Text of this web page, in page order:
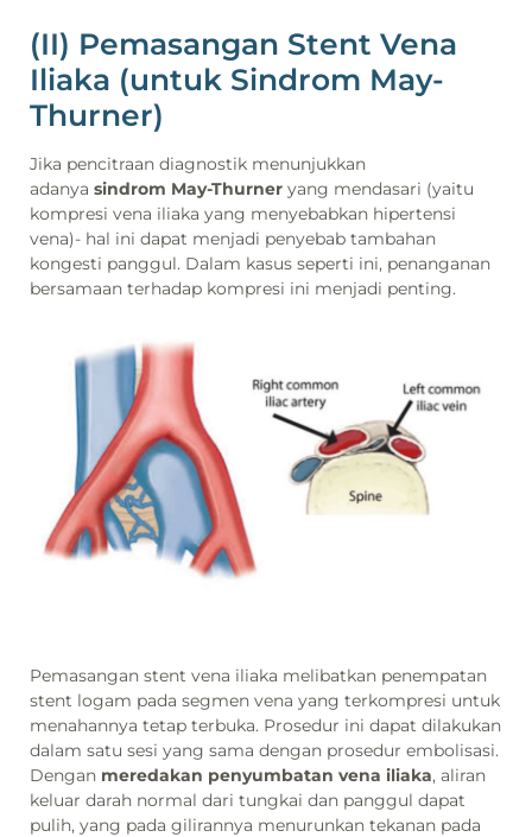
(II) Pemasangan Stent Vena
Iliaka (untuk Sindrom May-
Thurner)
Jika pencitraan diagnostik menunjukkan
adanya sindrom May-Thurner yang mendasari (yaitu
kompresi vena iliaka yang menyebabkan hipertensi
vena)- hal ini dapat menjadi penyebab tambahan
kongesti panggul. Dalam kasus seperti ini, penanganan
bersamaan terhadap kompresi ini menjadi penting.
Pemasangan stent vena iliaka melibatkan penempatan
stent logam pada segmen vena yang terkompresi untuk
menahannya tetap terbuka. Prosedur ini dapat dilakukan
dalam satu sesi yang sama dengan prosedur embolisasi.
Dengan meredakan penyumbatan vena iliaka, aliran
keluar darah normal dari tungkai dan panggul dapat
pulih, yang pada gilirannya menurunkan tekanan pada